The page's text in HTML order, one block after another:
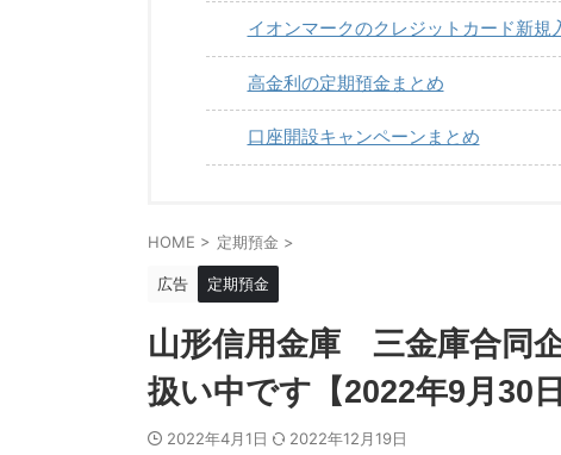
イオンマークのクレジットカード新規
高金利の定期預金まとめ
口座開設キャンペーンまとめ
HOME > 定期預金 >
広告 定期預金
山形信用金庫 三金庫合同
扱い中です【2022年9月30日
2022年4月1日 2022年12月19日